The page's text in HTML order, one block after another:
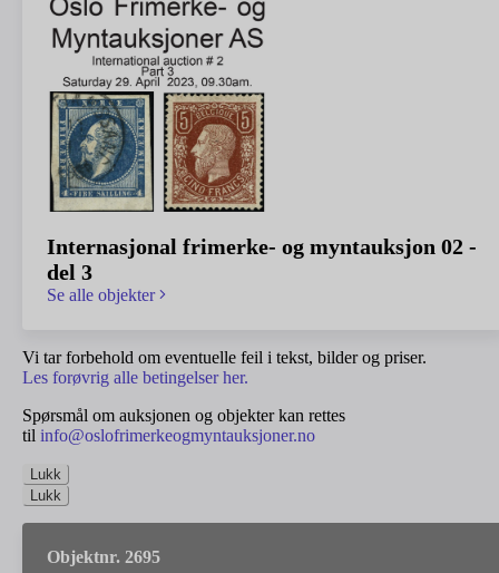
Internasjonal frimerke- og myntauksjon 02 -
del 3
Se alle objekter
Vi tar forbehold om eventuelle feil i tekst, bilder og priser.
Les forøvrig alle betingelser her.
Spørsmål om auksjonen og objekter kan rettes
til info@oslofrimerkeogmyntauksjoner.no
Lukk
Lukk
Objektnr. 2695